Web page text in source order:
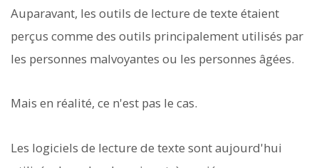
Auparavant, les outils de lecture de texte étaient
perçus comme des outils principalement utilisés par
les personnes malvoyantes ou les personnes âgées.
Mais en réalité, ce n'est pas le cas.
Les logiciels de lecture de texte sont aujourd'hui